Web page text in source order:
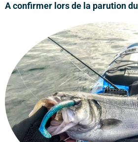
A confirmer lors de la parution